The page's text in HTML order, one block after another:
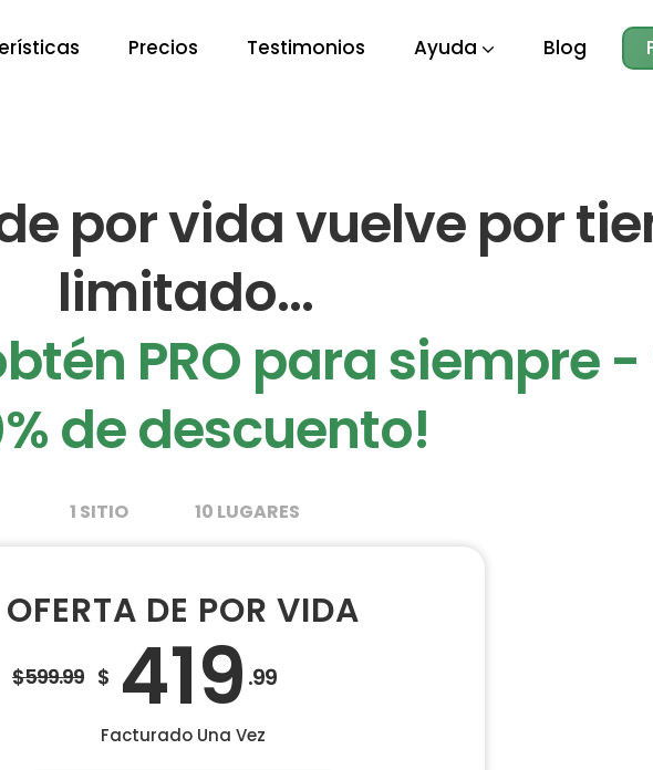
Precios Testimonios Ayuda Blog
por vida vuelve por
limitado...
PRO para siempre -
de descuento!
1 SITIO 10 LUGARES
OFERTA DE POR VIDA
$599.99 $ 419 .99
Facturado Una Vez